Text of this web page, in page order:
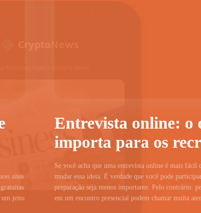
sites
um jeito
Entrevista online: o
importa para os
Se você acha que uma entrevista online é mais fácil
mudar essa ideia. É verdade que você pode
preparação seja menos importante. Pelo contrário:
em um encontro presencial podem chamar muita